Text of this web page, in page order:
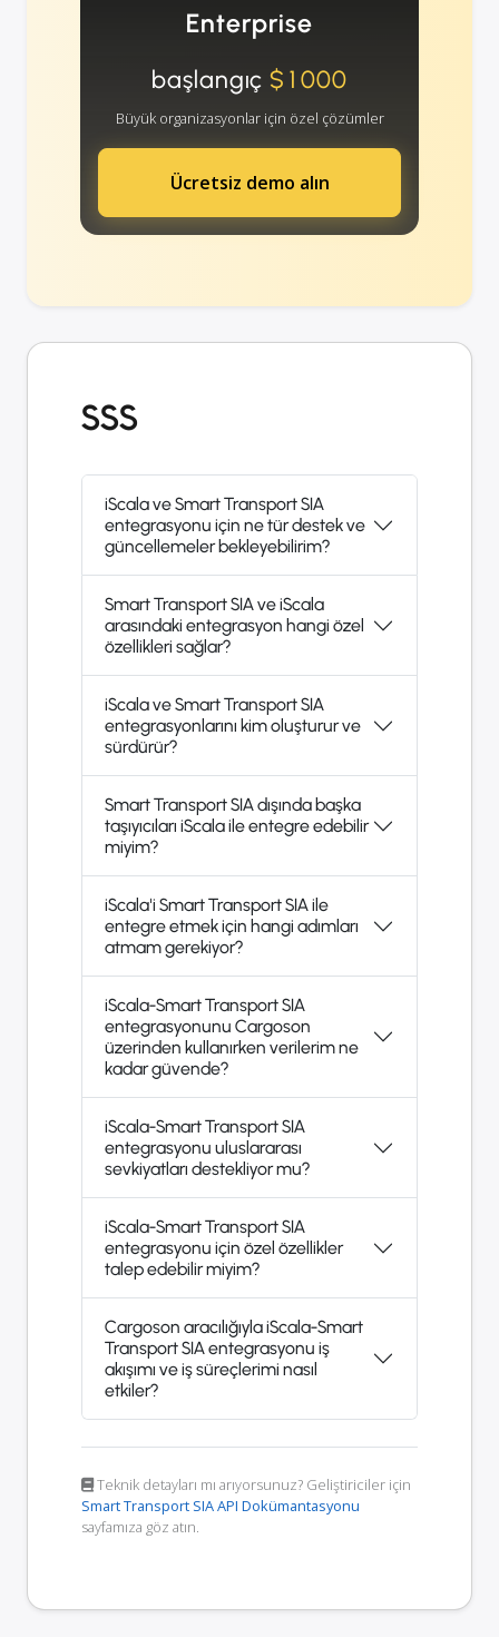
Enterprise
başlangıç$1000
Büyük organizasyonlar için özel çözümler
Ücretsiz demo alın
SSS
iScala ve Smart Transport SIA
entegrasyonu için ne tür destek ve
güncellemeler bekleyebilirim?
Smart Transport SIA ve iScala
arasındaki entegrasyon hangi özel
özellikleri sağlar?
iScala ve Smart Transport SIA
entegrasyonlarını kim oluşturur ve
sürdürür?
Smart Transport SIA dışında başka
taşıyıcıları iScala ile entegre edebilir
miyim?
iScala'i Smart Transport SIA ile
entegre etmek için hangi adımları
atmam gerekiyor?
iScala-Smart Transport SIA
entegrasyonunu Cargoson
üzerinden kullanırken verilerim ne
kadar güvende?
iScala-Smart Transport SIA
entegrasyonu uluslararası
sevkiyatları destekliyor mu?
iScala-Smart Transport SIA
entegrasyonu için özel özellikler
talep edebilir miyim?
Cargoson aracılığıyla iScala-Smart
Transport SIA entegrasyonu iş
akışımı ve iş süreçlerimi nasıl
etkiler?
Teknik detayları mı arıyorsunuz? Geliştiriciler için
Smart Transport SIA API Dokümantasyonu
sayfamıza göz atın.